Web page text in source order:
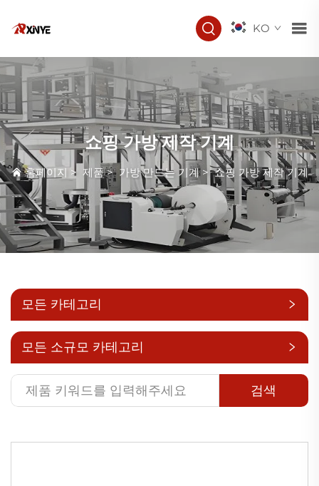
KO
쇼핑 가방 제작 기계
홈페이지 > 제품> 가방 만드는 기계>쇼핑 가방 제작 기계
모든 카테고리
모든 소규모 카테고리
검색